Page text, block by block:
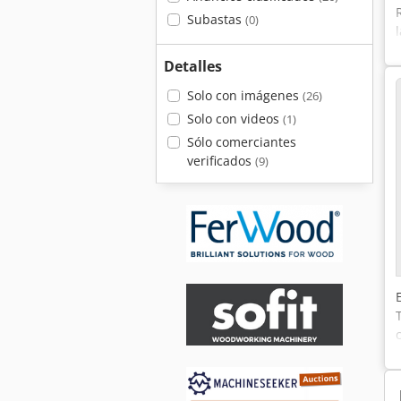
Subastas (0)
Detalles
Solo con imágenes (26)
Solo con videos (1)
Sólo comerciantes
verificados (9)